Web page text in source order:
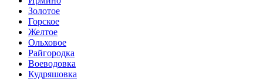
Золотое
Горское
Желтое
Ольховое
Райгородка
Воеводовка
Кудряшовка